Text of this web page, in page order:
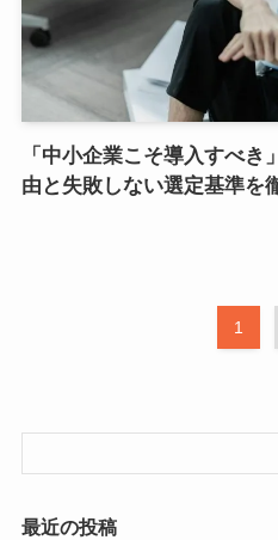
「中小企業こそ導入すべ
由と失敗しない選定基準を
1
最近の投稿